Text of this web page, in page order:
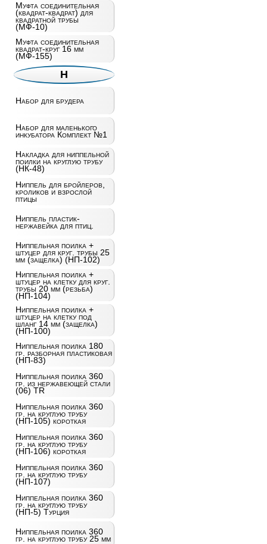
Муфта соединительная
(квадрат-квадрат) для
квадратной трубы
(МФ-10)
Муфта соединительная
квадрат-круг 16 мм
(МФ-155)
Н
Набор для брудера
Набор для маленького
инкубатора Комплект №1
Накладка для ниппельной
поилки на круглую трубу
(НК-48)
Ниппель для бройлеров,
кроликов и взрослой
птицы
Ниппель пластик-
нержавейка для птиц.
Ниппельная поилка +
штуцер для круг. трубы 25
мм (защелка) (НП-102)
Ниппельная поилка +
штуцер на клетку для круг.
трубы 20 мм (резьба)
(НП-104)
Ниппельная поилка +
штуцер на клетку под
шланг 14 мм (защелка)
(НП-100)
Ниппельная поилка 180
гр. разборная пластиковая
(НП-83)
Ниппельная поилка 360
гр. из нержавеющей стали
(06) TR
Ниппельная поилка 360
гр. на круглую трубу
(НП-105) короткая
Ниппельная поилка 360
гр. на круглую трубу
(НП-106) короткая
Ниппельная поилка 360
гр. на круглую трубу
(НП-107)
Ниппельная поилка 360
гр. на круглую трубу
(НП-5) Турция
Ниппельная поилка 360
гр. на круглую трубу 25 мм